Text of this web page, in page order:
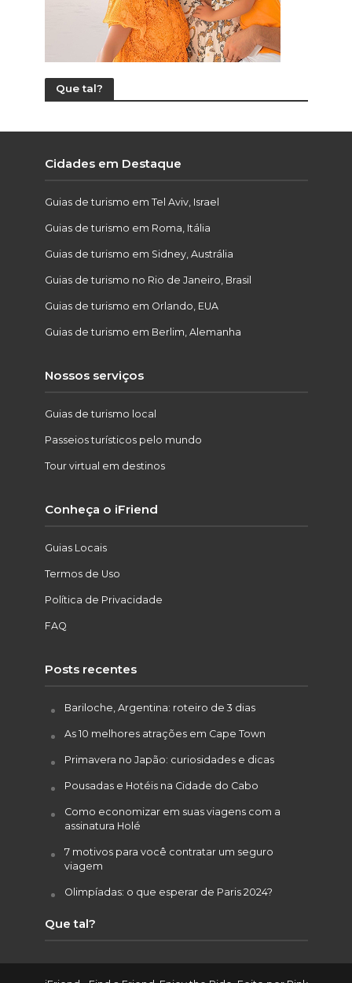
Que tal?
Cidades em Destaque
Guias de turismo em Tel Aviv, Israel
Guias de turismo em Roma, Itália
Guias de turismo em Sidney, Austrália
Guias de turismo no Rio de Janeiro, Brasil
Guias de turismo em Orlando, EUA
Guias de turismo em Berlim, Alemanha
Nossos serviços
Guias de turismo local
Passeios turísticos pelo mundo
Tour virtual em destinos
Conheça o iFriend
Guias Locais
Termos de Uso
Política de Privacidade
FAQ
Posts recentes
Bariloche, Argentina: roteiro de 3 dias
As 10 melhores atrações em Cape Town
Primavera no Japão: curiosidades e dicas
Pousadas e Hotéis na Cidade do Cabo
Como economizar em suas viagens com a
assinatura Holé
7 motivos para você contratar um seguro
viagem
Olimpíadas: o que esperar de Paris 2024?
Que tal?